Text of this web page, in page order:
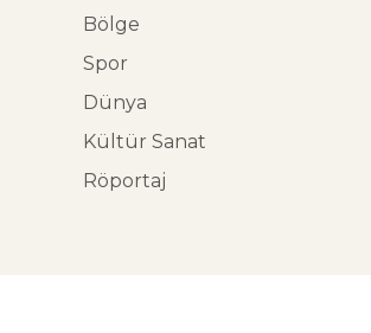
Bölge
Spor
Dünya
Kültür Sanat
Röportaj